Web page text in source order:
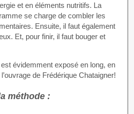
et en éléments nutritifs. La
se charge de combler les
Ensuite, il faut également
Et, pour finir, il faut bouger et
évidemment exposé en long, en
de Frédérique Chataigner!
méthode :